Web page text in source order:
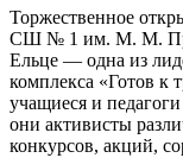
знаков
отличия
ГТО.
Торжественное
СШ № 1 им. М. М.
Ельце — одна из
комплекса «Готов к
учащиеся и
они активисты
конкурсов, акций,